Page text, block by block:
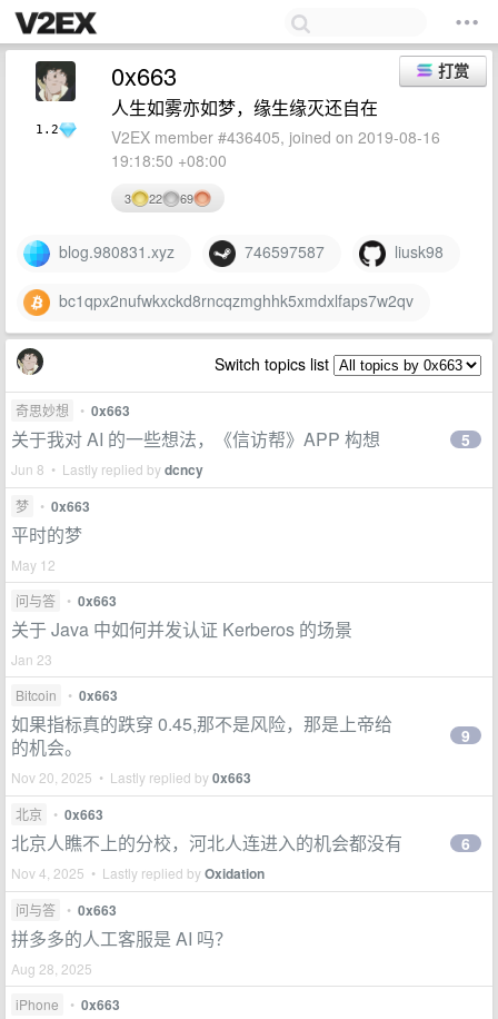
1.2
打赏
0x663
人生如雾亦如梦，缘生缘灭还自在
V2EX member #436405, joined on 2019-08-16
19:18:50 +08:00
3 22 69
blog.980831.xyz 746597587 liusk98
bc1qpx2nufwkxckd8rncqzmghhk5xmdxlfaps7w2qv
Switch topics list
奇思妙想 • 0x663
关于我对 AI 的一些想法，《信访帮》APP 构想
Jun 8 • Lastly replied bydcncy
5
梦 • 0x663
平时的梦
May 12
问与答
• 0x663
关于 Java 中如何并发认证 Kerberos 的场景
Jan 23
Bitcoin
• 0x663
如果指标真的跌穿 0.45,那不是风险，那是上帝给
的机会。
Nov 20, 2025 • Lastly replied by0x663
9
北京 • 0x663
北京人瞧不上的分校，河北人连进入的机会都没有
Nov 4, 2025 • Lastly replied byOxidation
6
问与答 • 0x663
拼多多的人工客服是 AI 吗？
Aug 28, 2025
iPhone
• 0x663